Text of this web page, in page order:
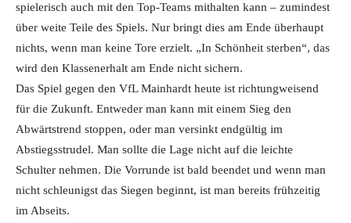
spielerisch auch mit den Top-Teams mithalten kann – zumindest
über weite Teile des Spiels. Nur bringt dies am Ende überhaupt
nichts, wenn man keine Tore erzielt. „In Schönheit sterben“, das
wird den Klassenerhalt am Ende nicht sichern.
Das Spiel gegen den VfL Mainhardt heute ist richtungweisend
für die Zukunft. Entweder man kann mit einem Sieg den
Abwärtstrend stoppen, oder man versinkt endgültig im
Abstiegsstrudel. Man sollte die Lage nicht auf die leichte
Schulter nehmen. Die Vorrunde ist bald beendet und wenn man
nicht schleunigst das Siegen beginnt, ist man bereits frühzeitig
im Abseits.